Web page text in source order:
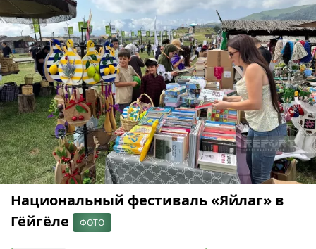
Национальный фестиваль «Яйлаг» в
Гёйгёле
ФОТО